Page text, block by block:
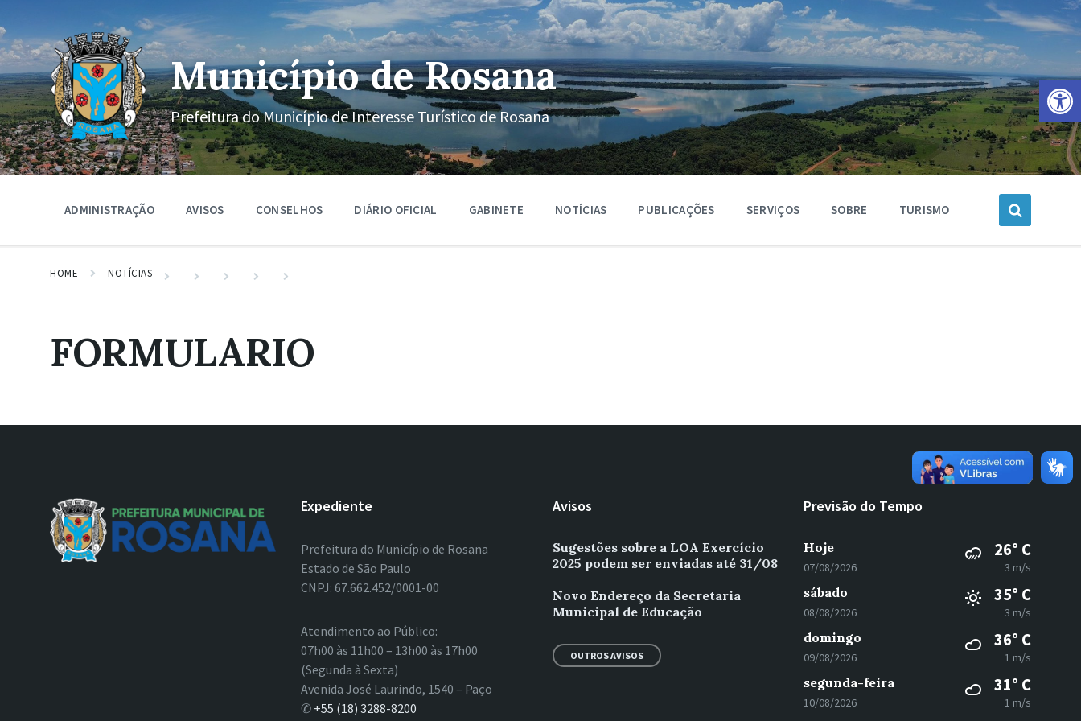
Barra de Ferramentas Aberta
o
conteúdo
a
navegação
principal
o
rodapé
Município de Rosana
Prefeitura do Município de Interesse Turístico de Rosana
ADMINISTRAÇÃO AVISOS CONSELHOS DIÁRIO OFICIAL GABINETE NOTÍCIAS PUBLICAÇÕES SERVIÇOS SOBRE TURISMO
HOME NOTÍCIAS
FORMULARIO
Expediente
Prefeitura do Município de Rosana
Estado de São Paulo
CNPJ: 67.662.452/0001-00
Atendimento ao Público:
07h00 às 11h00 – 13h00 às 17h00
(Segunda à Sexta)
Avenida José Laurindo, 1540 – Paço
✆ +55 (18) 3288-8200
Avisos
Sugestões sobre a LOA Exercício
2025 podem ser enviadas até 31/08
Novo Endereço da Secretaria
Municipal de Educação
OUTROS AVISOS
Previsão do Tempo
Hoje
07/08/2026
26° C
3 m/s
sábado
08/08/2026
35° C
3 m/s
domingo
09/08/2026
36° C
1 m/s
segunda-feira
10/08/2026
31° C
1 m/s